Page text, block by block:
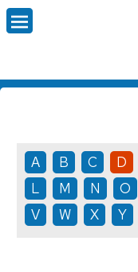
A B C D
L
M N O
V
W X Y